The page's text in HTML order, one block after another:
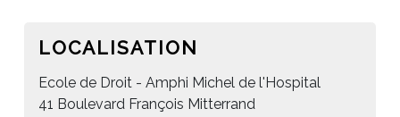
LOCALISATION
Ecole de Droit - Amphi Michel de l'Hospital
41 Boulevard François Mitterrand